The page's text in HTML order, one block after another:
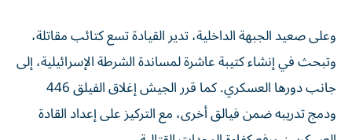
وعلى صعيد الجبهة الداخلية، تدير القيادة تسع كتائب مقاتلة،
وتبحث في إنشاء كتيبة عاشرة لمساندة الشرطة الإسرائيلية، إلى
جانب دورها العسكري. كما قرر الجيش إغلاق الفيلق 446
ودمج تدريبه ضمن فيالق أخرى، مع التركيز على إعداد القادة